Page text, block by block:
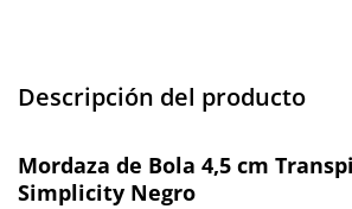
Descripción del producto
Mordaza de Bola 4,5 cm
Simplicity Negro